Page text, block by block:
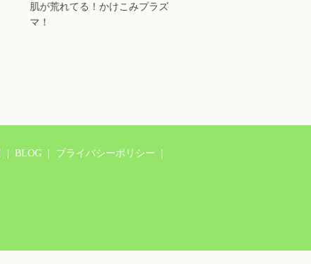
肌が荒れてる！かけこみプラズ
マ！
BLOG
プライバシーポリシー